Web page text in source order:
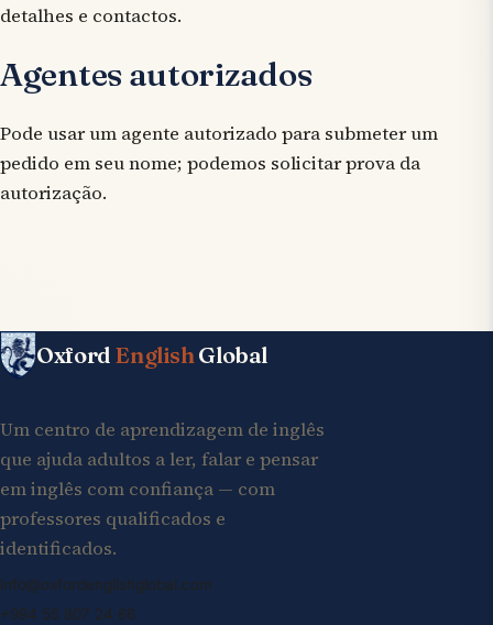
detalhes e contactos.
Agentes autorizados
Pode usar um agente autorizado para submeter um
pedido em seu nome; podemos solicitar prova da
autorização.
Oxford English Global
Um centro de aprendizagem de inglês
que ajuda adultos a ler, falar e pensar
em inglês com confiança — com
professores qualificados e
identificados.
info@oxfordenglishglobal.com
+994 55 807 24 66